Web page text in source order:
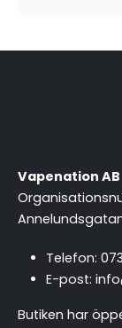
Vapenation AB
Telefon:
E-post:
Butiken har